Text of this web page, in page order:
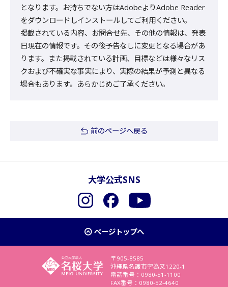
となります。お持ちでない方はAdobeよりAdobe Reader
をダウンロードしインストールしてご利用ください。
掲載されている内容、お問合せ先、その他の情報は、発表
日現在の情報です。その後予告なしに変更となる場合があ
ります。また掲載されている計画、目標などは様々なリス
クおよび不確実な事実により、実際の結果が予測と異なる
場合もあります。あらかじめご了承ください。
前のページへ戻る
大学公式SNS
InstagramFacebookYouTube
ページトップへ
〒905-8585
沖縄県名護市字為又1220-1
電話番号：0980-51-1100
FAX番号：0980-52-4640